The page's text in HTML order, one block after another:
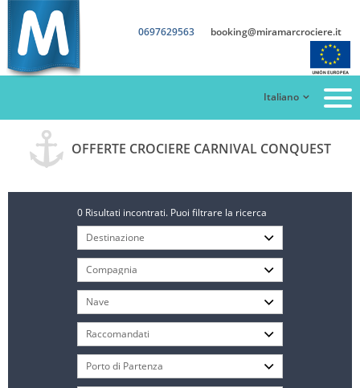
0697629563 booking@miramarcrociere.it
Italiano
OFFERTE CROCIERE CARNIVAL CONQUEST
0 Risultati incontrati. Puoi filtrare la ricerca